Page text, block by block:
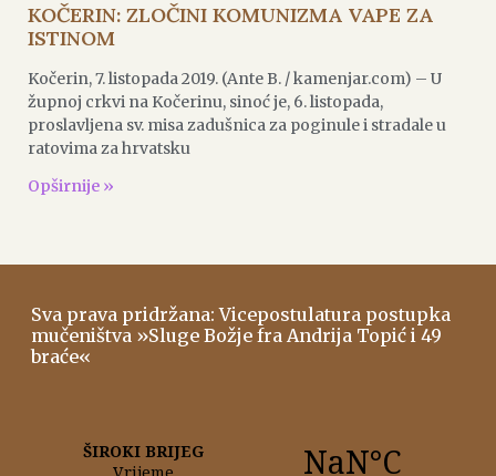
KOČERIN: ZLOČINI KOMUNIZMA VAPE ZA
ISTINOM
Kočerin, 7. listopada 2019. (Ante B. / kamenjar.com) – U
župnoj crkvi na Kočerinu, sinoć je, 6. listopada,
proslavljena sv. misa zadušnica za poginule i stradale u
ratovima za hrvatsku
Opširnije »
Sva prava pridržana: Vicepostulatura postupka
mučeništva »Sluge Božje fra Andrija Topić i 49
braće«